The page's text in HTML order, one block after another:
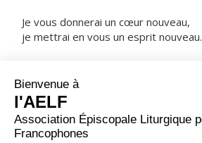
Je vous donnerai un cœur nouveau,
je mettrai en vous un esprit nouveau.
et vous marcherez selon mes lois.
ORAISON